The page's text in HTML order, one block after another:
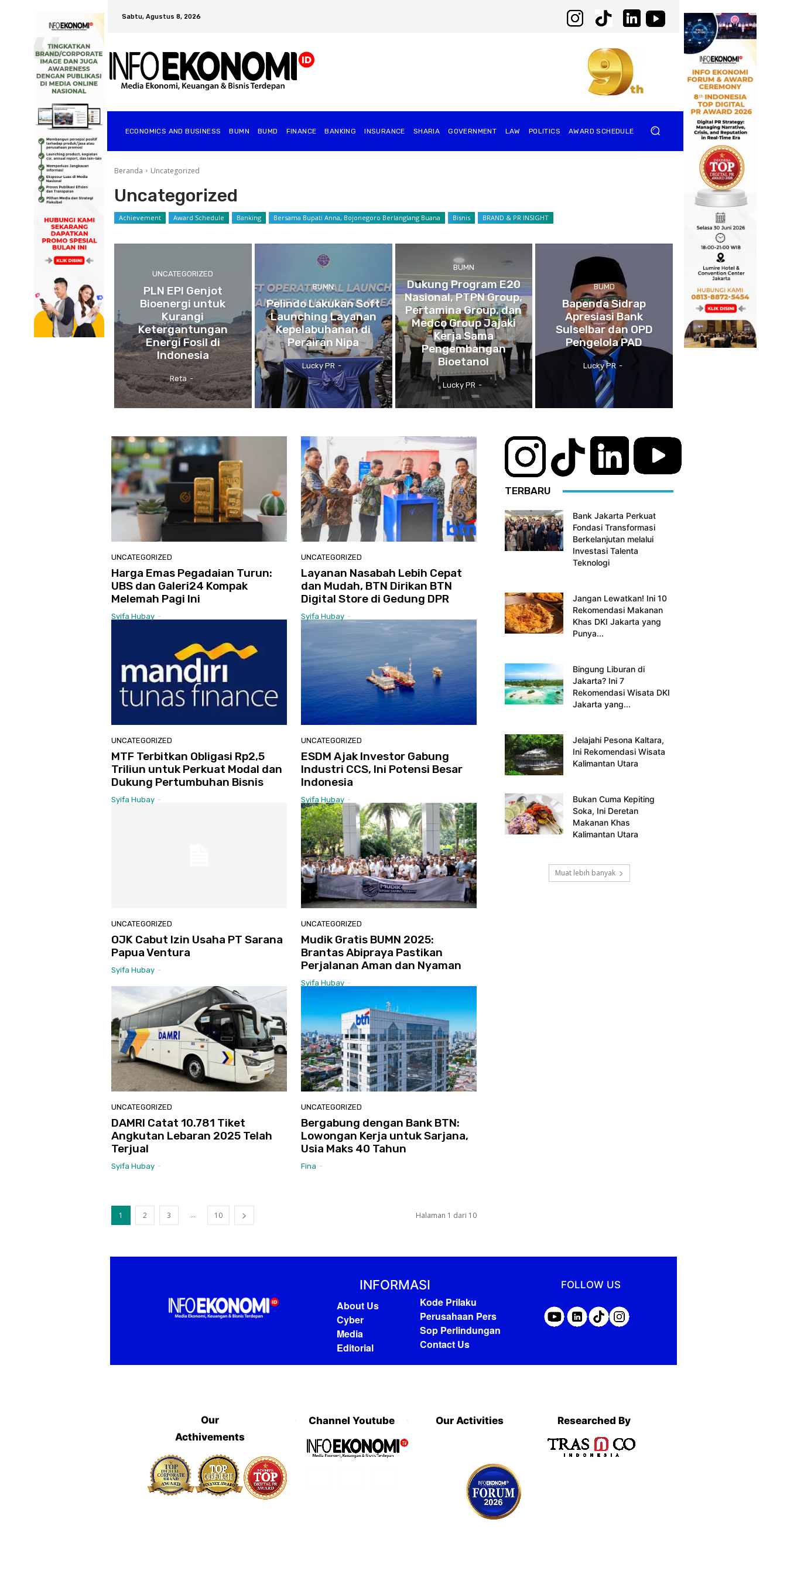
Sabtu, Agustus 8, 2026
ECONOMICS AND BUSINESS BUMN BUMD FINANCE BANKING INSURANCE SHARIA GOVERNMENT ⁠LAW POLITICS AWARD SCHEDULE
Beranda Uncategorized
Uncategorized
Achievement Award Schedule Banking Bersama Bupati Anna, Bojonegoro Berlanglang Buana Bisnis BRAND & PR INSIGHT
UNCATEGORIZED
PLN EPI Genjot
Bioenergi untuk
Kurangi
Ketergantungan
Energi Fosil di
Indonesia
Reta -
BUMN
Pelindo Lakukan Soft
Launching Layanan
Kepelabuhanan di
Perairan Nipa
Lucky PR -
BUMN
Dukung Program E20
Nasional, PTPN Group,
Pertamina Group, dan
Medco Group Jajaki
Kerja Sama
Pengembangan
Bioetanol
Lucky PR -
BUMD
Bapenda Sidrap
Apresiasi Bank
Sulselbar dan OPD
Pengelola PAD
Lucky PR -
UNCATEGORIZED
Harga Emas Pegadaian Turun:
UBS dan Galeri24 Kompak
Melemah Pagi Ini
Syifa Hubay -
UNCATEGORIZED
Layanan Nasabah Lebih Cepat
dan Mudah, BTN Dirikan BTN
Digital Store di Gedung DPR
Syifa Hubay -
UNCATEGORIZED
MTF Terbitkan Obligasi Rp2,5
Triliun untuk Perkuat Modal dan
Dukung Pertumbuhan Bisnis
Syifa Hubay -
UNCATEGORIZED
ESDM Ajak Investor Gabung
Industri CCS, Ini Potensi Besar
Indonesia
Syifa Hubay -
UNCATEGORIZED
OJK Cabut Izin Usaha PT Sarana
Papua Ventura
Syifa Hubay -
UNCATEGORIZED
Mudik Gratis BUMN 2025:
Brantas Abipraya Pastikan
Perjalanan Aman dan Nyaman
Syifa Hubay -
UNCATEGORIZED
DAMRI Catat 10.781 Tiket
Angkutan Lebaran 2025 Telah
Terjual
Syifa Hubay -
UNCATEGORIZED
Bergabung dengan Bank BTN:
Lowongan Kerja untuk Sarjana,
Usia Maks 40 Tahun
Fina -
1 2 3 ... 10 Halaman 1 dari 10
TERBARU
Bank Jakarta Perkuat
Fondasi Transformasi
Berkelanjutan melalui
Investasi Talenta
Teknologi
Jangan Lewatkan! Ini 10
Rekomendasi Makanan
Khas DKI Jakarta yang
Punya...
Bingung Liburan di
Jakarta? Ini 7
Rekomendasi Wisata DKI
Jakarta yang...
Jelajahi Pesona Kaltara,
Ini Rekomendasi Wisata
Kalimantan Utara
Bukan Cuma Kepiting
Soka, Ini Deretan
Makanan Khas
Kalimantan Utara
Muat lebih banyak
INFORMASI
About Us
Cyber
Media
Editorial
Kode Prilaku
Perusahaan Pers
Sop Perlindungan
Contact Us
FOLLOW US
Our
Acthivements
Channel Youtube Our Activities Researched By